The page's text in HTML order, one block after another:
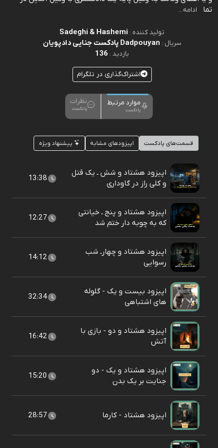
تما
ادامه...
تولید کننده : Sadeghi & Hashemi
سریال : Dadpouyan پادکست جنایی دادپویان
بازدید : 136
اشتراک‌گذاری در تلگرام
موارد مرتبط
پادکست
نظرات
پادکست
قسمت‌های پادکست اپیزودهای مشابه پیشنهاد ویژه
اپیزود هشتاد و شش ـ یک قتل
و کلی راز در گاوداری
13:38
اپیزود هشتاد و پنج ـ خیانتی
که به چوبه دار ختم شد
12:27
اپیزود هشتاد و چهارـ شب
رسوایی
14:12
اپیزود بیست و یک - گلوله
های اشتباهی
32:34
اپیزود هشتاد و دو - بازی با
آتش
16:42
اپیزود هشتاد و یک - دو
جنایت بر یک بدن
15:20
اپیزود هشتاد - کارما 28:57